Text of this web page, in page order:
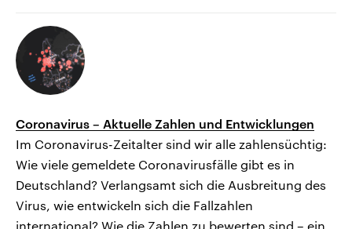
Coronavirus – Aktuelle Zahlen und Entwicklungen
Im Coronavirus-Zeitalter sind wir alle zahlensüchtig:
Wie viele gemeldete Coronavirusfälle gibt es in
Deutschland? Verlangsamt sich die Ausbreitung des
Virus, wie entwickeln sich die Fallzahlen
international? Wie die Zahlen zu bewerten sind – ein